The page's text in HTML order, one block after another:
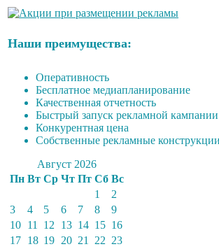
Наши преимущества:
Оперативность
Бесплатное медиапланирование
Качественная отчетность
Быстрый запуск рекламной кампании
Конкурентная цена
Собственные рекламные конструкции
Август 2026
Пн Вт Ср Чт Пт Сб Вс
1
2
3
4 5 6 7 8
9
10 11 12 13 14 15 16
17 18 19 20 21 22 23